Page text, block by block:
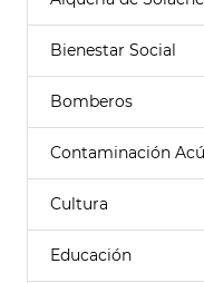
Bienestar Social
Bomberos
Contaminación
Cultura
Educación